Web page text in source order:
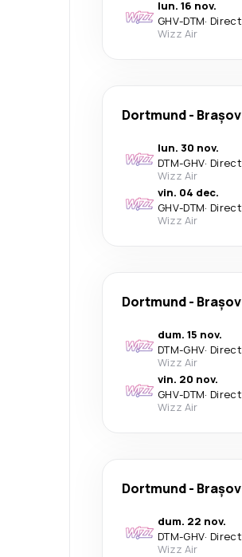
lun. 16 nov.
GHV-DTM· Direct
Wizz Air
Dortmund- Brașov
lun. 30 nov.
DTM-GHV· Direct
Wizz Air
vin. 04 dec.
GHV-DTM· Direct
Wizz Air
Dortmund- Brașov
dum. 15 nov.
DTM-GHV· Direct
Wizz Air
vin. 20 nov.
GHV-DTM· Direct
Wizz Air
Dortmund- Brașov
dum. 22 nov.
DTM-GHV· Direct
Wizz Air